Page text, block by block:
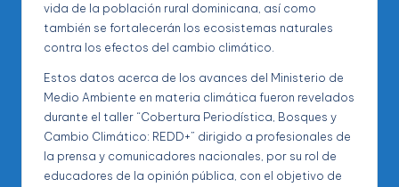
vida de la población rural dominicana, así como
también se fortalecerán los ecosistemas naturales
contra los efectos del cambio climático.
Estos datos acerca de los avances del Ministerio de
Medio Ambiente en materia climática fueron revelados
durante el taller “Cobertura Periodística, Bosques y
Cambio Climático: REDD+” dirigido a profesionales de
la prensa y comunicadores nacionales, por su rol de
educadores de la opinión pública, con el objetivo de